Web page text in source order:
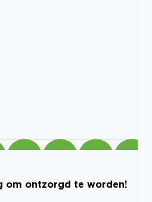
om ontzorgd te worden!